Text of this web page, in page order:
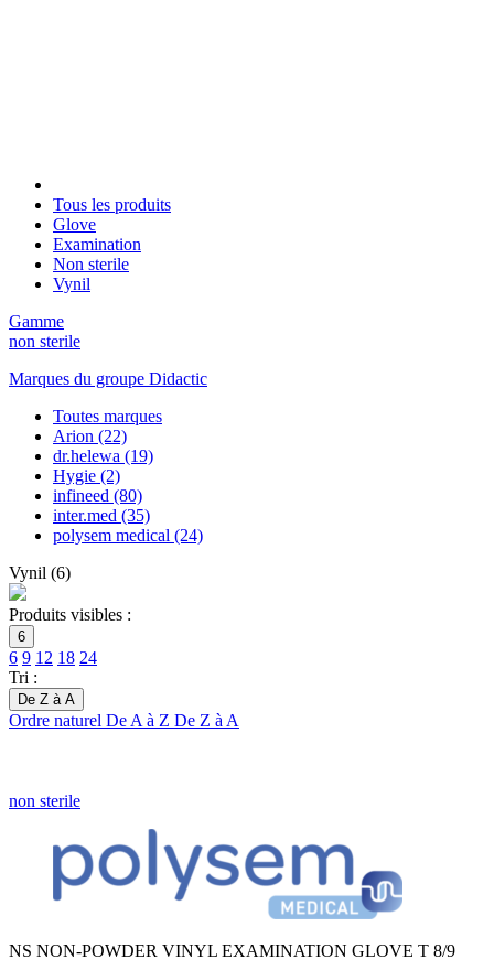
Tous les produits
Glove
Examination
Non sterile
Vynil
Gamme
non sterile
Marques du groupe Didactic
Toutes marques
Arion (22)
dr.helewa (19)
Hygie (2)
infineed (80)
inter.med (35)
polysem medical (24)
Vynil (6)
Produits visibles :
6
6 9 12 18 24
Tri :
De Z à A
Ordre naturel De A à Z De Z à A
non sterile
NS NON-POWDER VINYL EXAMINATION GLOVE T 8/9